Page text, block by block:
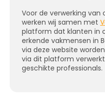
Voor de verwerking
werken wij samen met
platform dat klanten in
erkende vakmensen in
via deze website
via dit platform
geschikte professionals.